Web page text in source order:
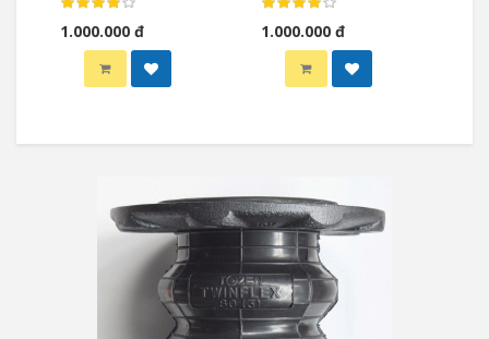
Controllers
1.000.000 đ
Controllers
1.000.000 đ